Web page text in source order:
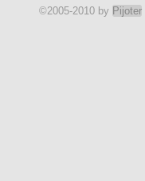
©2005-2010 by Pijoter